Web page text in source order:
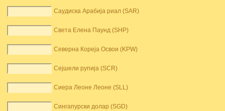
Саудиска Арабија риал (SAR)
Света Елена Паунд (SHP)
Северна Кореја Освои (KPW)
Сејшели рупија (SCR)
Сиера Леоне Леоне (SLL)
Сингапурски долар (SGD)